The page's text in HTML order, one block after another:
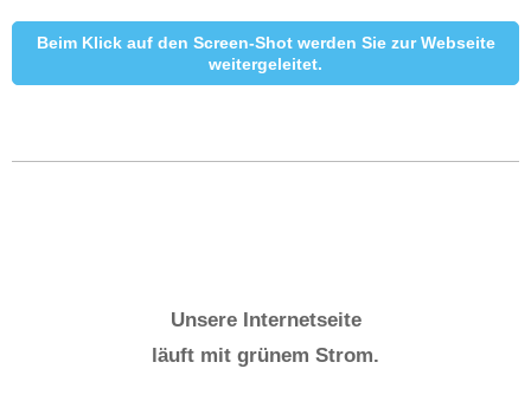
Beim Klick auf den Screen-Shot werden Sie zur Webseite
weitergeleitet.
Unsere Internetseite
läuft mit grünem Strom.